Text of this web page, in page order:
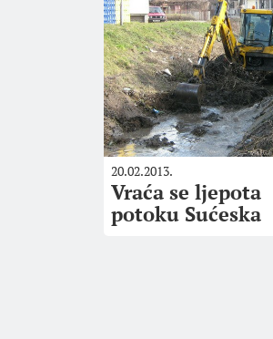
20.02.2013.
Vraća se ljepota
potoku Sućeska